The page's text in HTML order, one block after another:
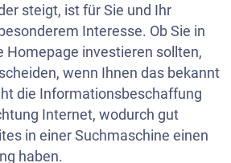
steigt, ist für Sie und Ihr
Interesse. Ob Sie in
Homepage investieren sollten,
wenn Ihnen das bekannt
die Informationsbeschaffung
Internet, wodurch gut
in einer Suchmaschine einen
haben.